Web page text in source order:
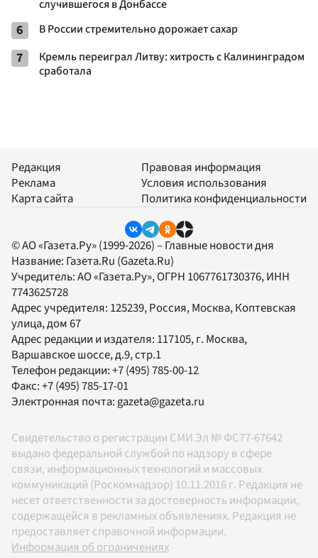
случившегося в Донбассе
6 В России стремительно дорожает сахар
7
Кремль переиграл Литву: хитрость с Калининградом
сработала
Редакция
Реклама
Карта сайта
Правовая информация
Условия использования
Политика конфиденциальности
© АО «Газета.Ру» (1999-2026) – Главные новости дня
Название: Газета.Ru (Gazeta.Ru)
Учредитель:АО «Газета.Ру», ОГРН 1067761730376, ИНН
7743625728
Адрес учредителя: 125239, Россия, Москва, Коптевская
улица, дом 67
Адрес редакции и издателя: 117105, г. Москва,
Варшавское шоссе, д.9, стр.1
Телефон редакции:+7 (495) 785-00-12
Факс:+7 (495) 785-17-01
Электронная почта: gazeta@gazeta.ru
Свидетельство о регистрации СМИ Эл № ФС77-67642
выдано федеральной службой по надзору в сфере
связи, информационных технологий и массовых
коммуникаций (Роскомнадзор) 10.11.2016 г. Редакция не
несет ответственности за достоверность информации,
содержащейся в рекламных объявлениях. Редакция не
предоставляет справочной информации.
Информация об ограничениях